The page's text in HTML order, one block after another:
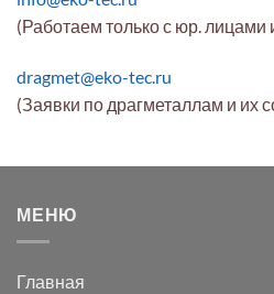
(Работаем только с юр. лицами
dragmet@eko-tec.ru
(Заявки по драгметаллам и их
МЕНЮ
Главная